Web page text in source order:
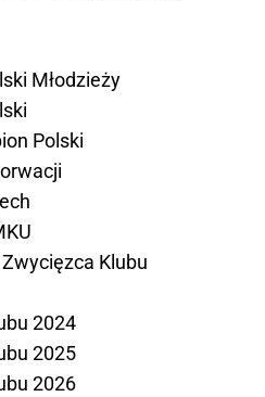
Młodzieży
Polski
Klubu
2024
2025
2026